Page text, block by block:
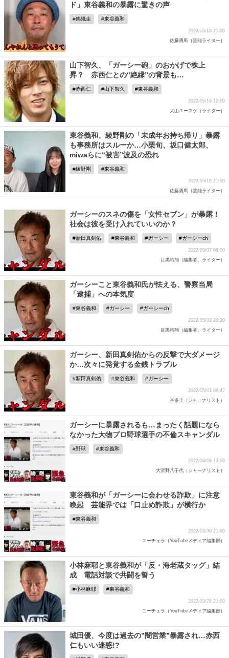
ド」東谷義和の暴露に驚きの声
錦織圭 東谷義和
2022/05/19 21:00
佐藤勇馬（芸能ライター）
山下智久、「ガーシー砲」のおかげで株上
昇？ 赤西仁との“絶縁”の背景も…
赤西仁 山下智久 東谷義和
2022/05/19 12:00
大山ユースケ（ライター）
東谷義和、綾野剛の「未成年お持ち帰り」暴露
も事務所はスルーか…小栗旬、坂口健太郎、
miwaらに“被害”波及の恐れ
綾野剛 東谷義和
2022/05/16 21:00
佐藤勇馬（芸能ライター）
ガーシーのスネの傷を「女性セブン」が暴露！
社会は彼を受け入れていいのか？
新田真剣佑 東谷義和 ガーシー ガーシーch
2022/05/07 08:00
目黒裕翔（編集者、ライター）
ガーシーこと東谷義和氏が怯える、警察当局
「逮捕」への本気度
東谷義和 ガーシー ガーシーch
2022/05/03 20:30
目黒裕翔（編集者、ライター）
ガーシー、新田真剣佑からの反撃で大ダメージ
か…次々に発覚する金銭トラブル
新田真剣佑 東谷義和 ガーシー
2022/05/01 09:47
本多圭（ジャーナリスト）
ガーシーに暴露されるも…まったく話題になら
なかった大物プロ野球選手の不倫スキャンダル
野球 東谷義和
2022/04/08 13:00
大沢野八千代（ジャーナリスト）
東谷義和が「ガーシーに会わせる詐欺」に注意
喚起 芸能界では「口止め詐欺」が横行か
東谷義和
2022/03/30 21:00
ユーチュラ（YouTubeメディア編集部）
小林麻耶と東谷義和が「反・海老蔵タッグ」結
成 電話対談で共闘を誓う
小林麻耶 東谷義和
2022/03/28 21:00
ユーチュラ（YouTubeメディア編集部）
城田優、今度は過去の”闇営業”暴露され…赤西
仁もいい迷惑!?